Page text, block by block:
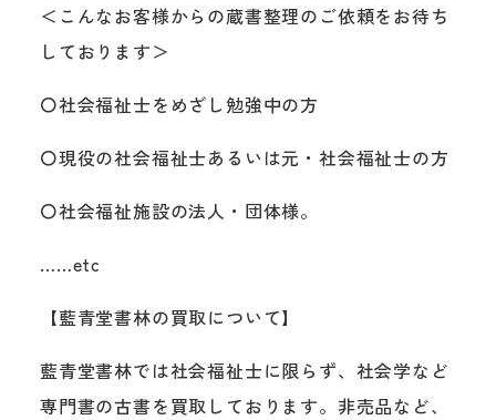
＜こんなお客様からの蔵書整理のご依頼をお待ち
しております＞
〇社会福祉士をめざし勉強中の方
〇現役の社会福祉士あるいは元・社会福祉士の方
〇社会福祉施設の法人・団体様。
……etc
【藍青堂書林の買取について】
藍青堂書林では社会福祉士に限らず、社会学など
専門書の古書を買取しております。非売品など、